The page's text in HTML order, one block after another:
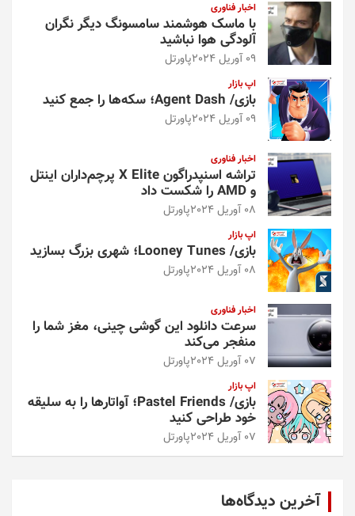
اخبار فناوری
با ماسک هوشمند سامسونگ دیگر نگران
آلودگی هوا نباشید
09 آوریل 2024 پاورتل
اپ بازار
بازی/ Agent Dash؛ سکه‌ها را جمع کنید
09 آوریل 2024 پاورتل
اخبار فناوری
تراشه اسنپدراگون X Elite پرچم‌داران اینتل
و AMD را شکست داد
08 آوریل 2024 پاورتل
اپ بازار
بازی/ Looney Tunes؛ شهری بزرگ بسازید
08 آوریل 2024 پاورتل
اخبار فناوری
سرعت دانلود این گوشی چینی، مغز شما را
منفجر می‌کند
07 آوریل 2024 پاورتل
اپ بازار
بازی/ Pastel Friends؛ آواتارها را به سلیقه
خود طراحی کنید
07 آوریل 2024 پاورتل
آخرین دیدگاه‌ها